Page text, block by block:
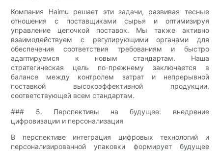
Компания Haimu решает эти задачи, развивая тесные
отношения с поставщиками сырья и оптимизируя
управление цепочкой поставок. Мы также активно
взаимодействуем с регулирующими органами для
обеспечения соответствия требованиям и быстро
адаптируемся к новым стандартам. Наша
стратегическая цель по-прежнему заключается в
балансе между контролем затрат и непрерывной
поставкой высокоэффективной продукции,
соответствующей всем стандартам.
### 5. Перспективы на будущее: внедрение
цифровизации и персонализация
В перспективе интеграция цифровых технологий и
персонализированной упаковки формирует будущее